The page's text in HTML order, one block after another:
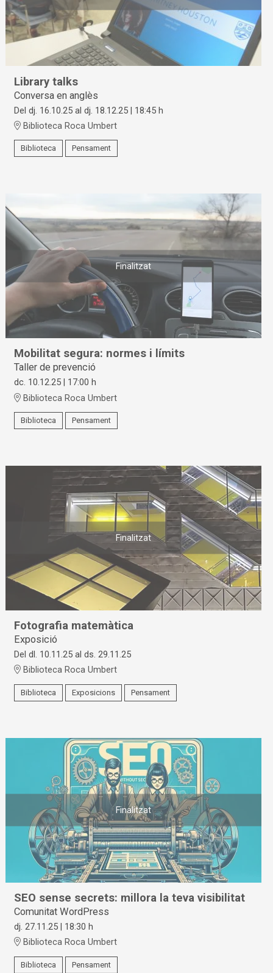
Library talks
Conversa en anglès
Del dj. 16.10.25 al dj. 18.12.25 | 18:45 h
Biblioteca Roca Umbert
Biblioteca Pensament
Finalitzat
Mobilitat segura: normes i límits
Taller de prevenció
dc. 10.12.25
17:00 h
Biblioteca Roca Umbert
Biblioteca Pensament
Finalitzat
Fotografia matemàtica
Exposició
Del dl. 10.11.25 al ds. 29.11.25
Biblioteca Roca Umbert
Biblioteca Exposicions Pensament
Finalitzat
SEO sense secrets: millora la teva visibilitat
Comunitat WordPress
dj. 27.11.25 | 18:30 h
Biblioteca Roca Umbert
Biblioteca Pensament